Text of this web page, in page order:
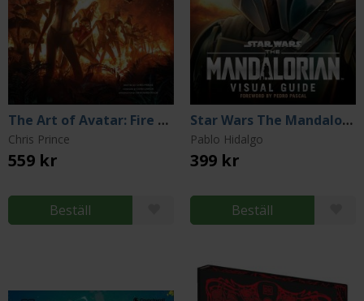
The Art of Avatar: Fire and Ash
Chris Prince
559 kr
Beställ
Star Wars The Mandalorian Visual Guide
Pablo Hidalgo
399 kr
Beställ